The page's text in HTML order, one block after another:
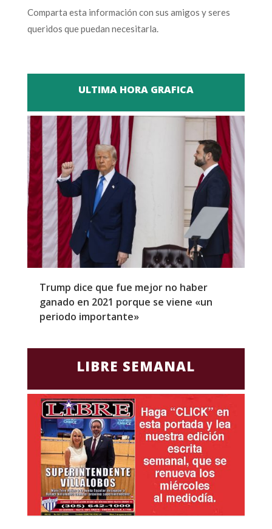
Comparta esta información con sus amigos y seres
queridos que puedan necesitarla.
ULTIMA HORA GRAFICA
Trump dice que fue mejor no haber
ganado en 2021 porque se viene «un
periodo importante»
LIBRE SEMANAL